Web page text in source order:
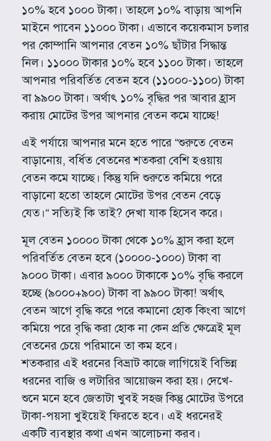
১০% হবে ১০০০ টাকা। তাহলে ১০% বাড়ায় আপনি
মাইনে পাবেন ১১০০০ টাকা। এভাবে কয়েকমাস চলার
পর কোম্পানি আপনার বেতন ১০% ছাঁটার সিদ্ধান্ত
নিল। ১১০০০ টাকার ১০% হবে ১১০০ টাকা। তাহলে
আপনার পরিবর্তিত বেতন হবে (১১০০০-১১০০) টাকা
বা ৯৯০০ টাকা। অর্থাৎ ১০% বৃদ্ধির পর আবার হ্রাস
করায় মোটের উপর আপনার বেতন কমে যাচ্ছে!
এই পর্যায়ে আপনার মনে হতে পারে “শুরুতে বেতন
বাড়ানোয়, বর্ধিত বেতনের শতকরা বেশি হওয়ায়
বেতন কমে যাচ্ছে। কিন্তু যদি শুরুতে কমিয়ে পরে
বাড়ানো হতো তাহলে মোটের উপর বেতন বেড়ে
যেত।“ সত্যিই কি তাই? দেখা যাক হিসেব করে।
মূল বেতন ১০০০০ টাকা থেকে ১০% হ্রাস করা হলে
পরিবর্তিত বেতন হবে (১০০০০-১০০০) টাকা বা
৯০০০ টাকা। এবার ৯০০০ টাকাকে ১০% বৃদ্ধি করলে
হচ্ছে (৯০০০+৯০০) টাকা বা ৯৯০০ টাকা! অর্থাৎ
বেতন আগে বৃদ্ধি করে পরে কমানো হোক কিংবা আগে
কমিয়ে পরে বৃদ্ধি করা হোক না কেন প্রতি ক্ষেত্রেই মূল
বেতনের চেয়ে পরিমানে তা কম হবে।
শতকরার এই ধরনের বিভ্রাট কাজে লাগিয়েই বিভিন্ন
ধরনের বাজি ও লটারির আয়োজন করা হয়। দেখে-
শুনে মনে হবে জেতাটা খুবই সহজ কিন্তু মোটের উপরে
টাকা-পয়সা খুইয়েই ফিরতে হবে। এই ধরনেরই
একটি ব্যবস্থার কথা এখন আলোচনা করব।